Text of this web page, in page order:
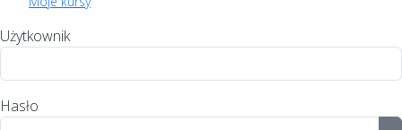
Użytkownik
Hasło